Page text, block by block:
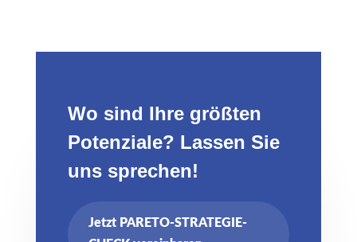
Wo sind Ihre größten
Potenziale? Lassen Sie
uns sprechen!
Jetzt PARETO-STRATEGIE-